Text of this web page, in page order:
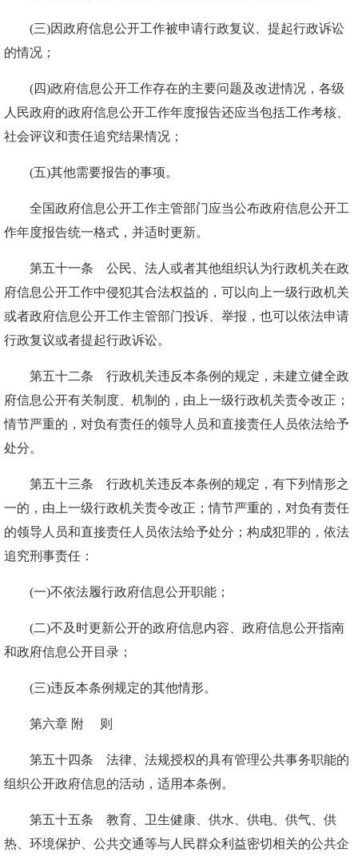
(三)因政府信息公开工作被申请行政复议、提起行政诉讼
的情况；
(四)政府信息公开工作存在的主要问题及改进情况，各级
人民政府的政府信息公开工作年度报告还应当包括工作考核、
社会评议和责任追究结果情况；
(五)其他需要报告的事项。
全国政府信息公开工作主管部门应当公布政府信息公开工
作年度报告统一格式，并适时更新。
第五十一条 公民、法人或者其他组织认为行政机关在政
府信息公开工作中侵犯其合法权益的，可以向上一级行政机关
或者政府信息公开工作主管部门投诉、举报，也可以依法申请
行政复议或者提起行政诉讼。
第五十二条 行政机关违反本条例的规定，未建立健全政
府信息公开有关制度、机制的，由上一级行政机关责令改正；
情节严重的，对负有责任的领导人员和直接责任人员依法给予
处分。
第五十三条 行政机关违反本条例的规定，有下列情形之
一的，由上一级行政机关责令改正；情节严重的，对负有责任
的领导人员和直接责任人员依法给予处分；构成犯罪的，依法
追究刑事责任：
(一)不依法履行政府信息公开职能；
(二)不及时更新公开的政府信息内容、政府信息公开指南
和政府信息公开目录；
(三)违反本条例规定的其他情形。
第六章 附 则
第五十四条 法律、法规授权的具有管理公共事务职能的
组织公开政府信息的活动，适用本条例。
第五十五条 教育、卫生健康、供水、供电、供气、供
热、环境保护、公共交通等与人民群众利益密切相关的公共企